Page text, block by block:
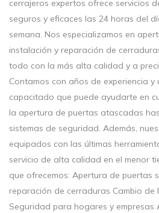
cerrajeros expertos ofrece servicios
seguros y eficaces las 24 horas del
semana. Nos especializamos en
instalación y reparación de
todo con la más alta calidad y a
Contamos con años de experiencia y
capacitado que puede ayudarte en
la apertura de puertas atascadas
sistemas de seguridad. Además,
equipados con las últimas
servicio de alta calidad en el menor
que ofrecemos: Apertura de puertas
reparación de cerraduras Cambio de
Seguridad para hogares y empresas